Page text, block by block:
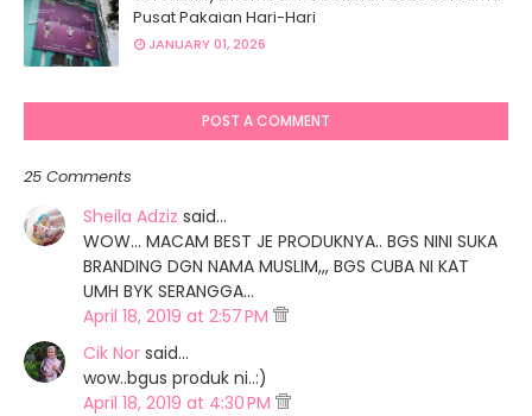
Pusat Pakaian Hari-Hari
JANUARY 01, 2026
POST A COMMENT
25 Comments
Sheila Adziz said…
WOW... MACAM BEST JE PRODUKNYA.. BGS NINI SUKA
BRANDING DGN NAMA MUSLIM,,, BGS CUBA NI KAT
UMH BYK SERANGGA...
April 18, 2019 at 2:57 PM
Cik Nor said…
wow..bgus produk ni..:)
April 18, 2019 at 4:30 PM